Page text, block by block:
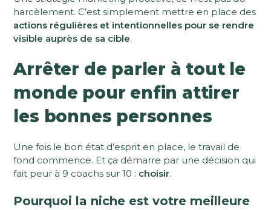
harcèlement. C’est simplement mettre en place des
actions régulières et intentionnelles pour se rendre
visible auprès de sa cible.
Arrêter de parler à tout le
monde pour enfin attirer
les bonnes personnes
Une fois le bon état d’esprit en place, le travail de
fond commence. Et ça démarre par une décision qui
fait peur à 9 coachs sur 10 : choisir.
Pourquoi la niche est votre meilleure